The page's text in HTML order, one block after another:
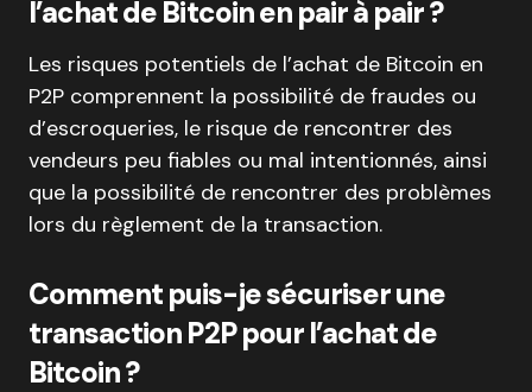
l’achat de Bitcoin en pair à pair ?
Les risques potentiels de l’achat de Bitcoin en
P2P comprennent la possibilité de fraudes ou
d’escroqueries, le risque de rencontrer des
vendeurs peu fiables ou mal intentionnés, ainsi
que la possibilité de rencontrer des problèmes
lors du règlement de la transaction.
Comment puis-je sécuriser une
transaction P2P pour l’achat de
Bitcoin ?